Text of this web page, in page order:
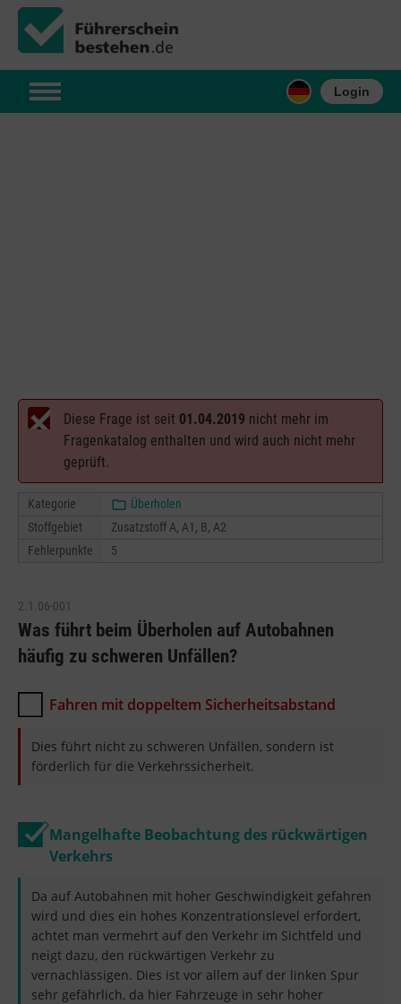
Login
Diese Frage ist seit 01.04.2019 nicht mehr im
Fragenkatalog enthalten und wird auch nicht mehr
geprüft.
Kategorie
Überholen
Stoffgebiet
Zusatzstoff A, A1, B, A2
Fehlerpunkte
5
2.1.06-001
Was führt beim Überholen auf Autobahnen
häufig zu schweren Unfällen?
Fahren mit doppeltem Sicherheitsabstand
Dies führt nicht zu schweren Unfällen, sondern ist
förderlich für die Verkehrssicherheit.
Mangelhafte Beobachtung des rückwärtigen
Verkehrs
Da auf Autobahnen mit hoher Geschwindigkeit gefahren
wird und dies ein hohes Konzentrationslevel erfordert,
achtet man vermehrt auf den Verkehr im Sichtfeld und
neigt dazu, den rückwärtigen Verkehr zu
vernachlässigen. Dies ist vor allem auf der linken Spur
sehr gefährlich, da hier Fahrzeuge in sehr hoher